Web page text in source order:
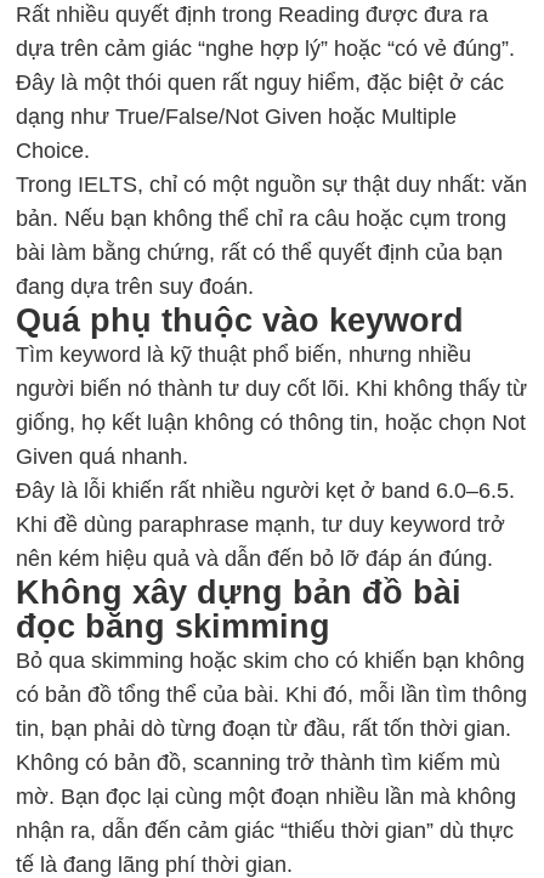
Rất nhiều quyết định trong Reading được đưa ra
dựa trên cảm giác “nghe hợp lý” hoặc “có vẻ đúng”.
Đây là một thói quen rất nguy hiểm, đặc biệt ở các
dạng như True/False/Not Given hoặc Multiple
Choice.
Trong IELTS, chỉ có một nguồn sự thật duy nhất: văn
bản. Nếu bạn không thể chỉ ra câu hoặc cụm trong
bài làm bằng chứng, rất có thể quyết định của bạn
đang dựa trên suy đoán.
Quá phụ thuộc vào keyword
Tìm keyword là kỹ thuật phổ biến, nhưng nhiều
người biến nó thành tư duy cốt lõi. Khi không thấy từ
giống, họ kết luận không có thông tin, hoặc chọn Not
Given quá nhanh.
Đây là lỗi khiến rất nhiều người kẹt ở band 6.0–6.5.
Khi đề dùng paraphrase mạnh, tư duy keyword trở
nên kém hiệu quả và dẫn đến bỏ lỡ đáp án đúng.
Không xây dựng bản đồ bài
đọc bằng skimming
Bỏ qua skimming hoặc skim cho có khiến bạn không
có bản đồ tổng thể của bài. Khi đó, mỗi lần tìm thông
tin, bạn phải dò từng đoạn từ đầu, rất tốn thời gian.
Không có bản đồ, scanning trở thành tìm kiếm mù
mờ. Bạn đọc lại cùng một đoạn nhiều lần mà không
nhận ra, dẫn đến cảm giác “thiếu thời gian” dù thực
tế là đang lãng phí thời gian.